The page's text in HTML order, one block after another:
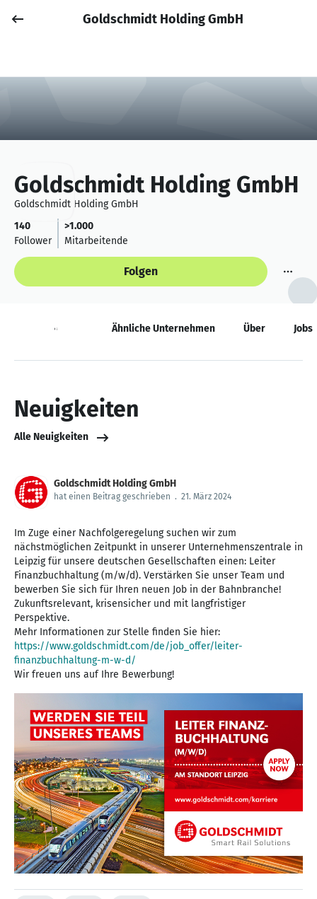
Anmelden
Goldschmidt Holding GmbH
Goldschmidt Holding GmbH
Goldschmidt Holding GmbH
140
Follower
>1.000
Mitarbeitende
Folgen
Neuigkeiten Ähnliche Unternehmen Über Jobs
Neuigkeiten
Alle Neuigkeiten
Goldschmidt Holding GmbH
hat einen Beitrag geschrieben . 21. März 2024
Im Zuge einer Nachfolgeregelung suchen wir zum
nächstmöglichen Zeitpunkt in unserer Unternehmenszentrale in
Leipzig für unsere deutschen Gesellschaften einen: Leiter
Finanzbuchhaltung (m/w/d). Verstärken Sie unser Team und
bewerben Sie sich für Ihren neuen Job in der Bahnbranche!
Zukunftsrelevant, krisensicher und mit langfristiger
Perspektive.
Mehr Informationen zur Stelle finden Sie hier:
https://www.goldschmidt.com/de/job_offer/leiter-
finanzbuchhaltung-m-w-d/
Wir freuen uns auf Ihre Bewerbung!